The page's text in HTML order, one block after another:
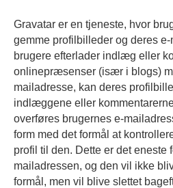
Gravatar er en tjeneste, hvor
gemme profilbilleder og deres
brugere efterlader indlæg eller
onlinepræsenser (især i blogs)
mailadresse, kan deres
indlæggene eller
overføres brugernes e-
form med det formål at
profil til den. Dette er det eneste
mailadressen, og den vil ikke
formål, men vil blive slettet